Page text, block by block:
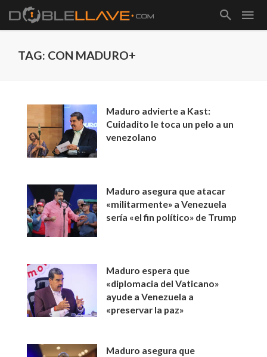
TAG: CON MADURO+
Maduro advierte a Kast:
Cuidadito le toca un pelo a un
venezolano
Maduro asegura que atacar
«militarmente» a Venezuela
sería «el fin político» de Trump
Maduro espera que
«diplomacia del Vaticano»
ayude a Venezuela a
«preservar la paz»
Maduro asegura que